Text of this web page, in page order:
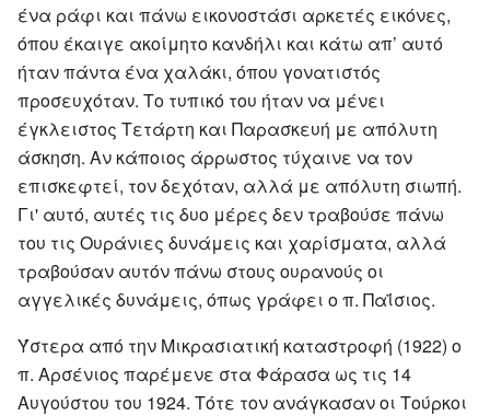
ένα ράφι και πάνω εικονοστάσι αρκετές εικόνες,
όπου έκαιγε ακοίμητο κανδήλι και κάτω απ’ αυτό
ήταν πάντα ένα χαλάκι, όπου γονατιστός
προσευχόταν. Το τυπικό του ήταν να μένει
έγκλειστος Τετάρτη και Παρασκευή με απόλυτη
άσκηση. Αν κάποιος άρρωστος τύχαινε να τον
επισκεφτεί, τον δεχόταν, αλλά με απόλυτη σιωπή.
Γι' αυτό, αυτές τις δυο μέρες δεν τραβούσε πάνω
του τις Ουράνιες δυνάμεις και χαρίσματα, αλλά
τραβούσαν αυτόν πάνω στους ουρανούς οι
αγγελικές δυνάμεις, όπως γράφει ο π. Παΐσιος.
Ύστερα από την Μικρασιατική καταστροφή (1922) ο
π. Αρσένιος παρέμενε στα Φάρασα ως τις 14
Αυγούστου του 1924. Τότε τον ανάγκασαν οι Τούρκοι